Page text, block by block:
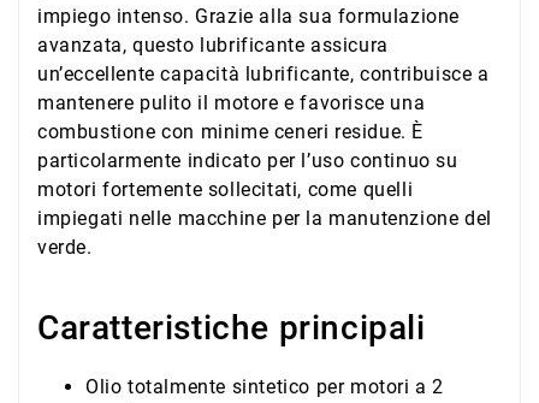
impiego intenso. Grazie alla sua formulazione
avanzata, questo lubrificante assicura
un’eccellente capacità lubrificante, contribuisce a
mantenere pulito il motore e favorisce una
combustione con minime ceneri residue. È
particolarmente indicato per l’uso continuo su
motori fortemente sollecitati, come quelli
impiegati nelle macchine per la manutenzione del
verde.
Caratteristiche principali
Olio totalmente sintetico per motori a 2